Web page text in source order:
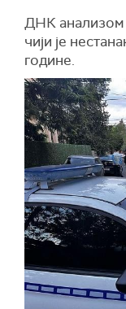
ДНК анализом
чији је
године.